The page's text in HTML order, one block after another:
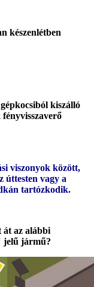
készenlétben
kiszálló
viszonyok között,
úttesten vagy a
tartózkodik.
át az alábbi
jelű jármű?